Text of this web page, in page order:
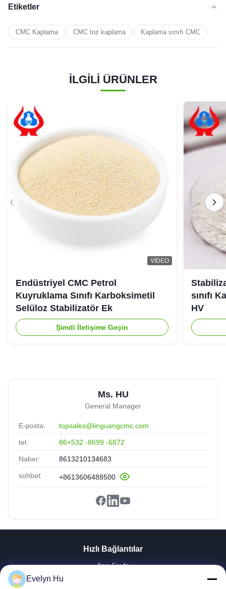
Etiketler
CMC Kaplama CMC toz kaplama Kaplama sınıfı CMC
İLGİLİ ÜRÜNLER
VIDEO
Endüstriyel CMC Petrol
Kuyruklama Sınıfı Karboksimetil
Selüloz Stabilizatör Ek
Şimdi İletişime Geçin
sınıfı
HV
Ms. HU
General Manager
E-posta: topsales@linguangcmc.com
tel: 86+532 -8699 -6872
Naber: 8613210134683
sohbet: +8613606488500
Hızlı Bağlantılar
Ana Sayfa
Evelyn Hu